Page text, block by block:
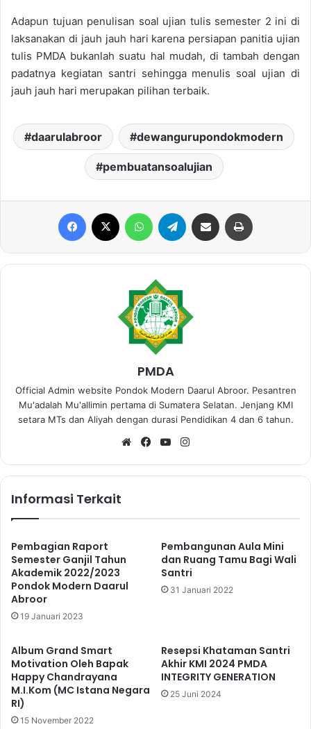
Adapun tujuan penulisan soal ujian tulis semester 2 ini di
laksanakan di jauh jauh hari karena persiapan panitia ujian
tulis PMDA bukanlah suatu hal mudah, di tambah dengan
padatnya kegiatan santri sehingga menulis soal ujian di
jauh jauh hari merupakan pilihan terbaik.
daarulabroor dewangurupondokmodern
pembuatansoalujian
PMDA
Official Admin website Pondok Modern Daarul Abroor. Pesantren
Mu'adalah Mu'allimin pertama di Sumatera Selatan. Jenjang KMI
setara MTs dan Aliyah dengan durasi Pendidikan 4 dan 6 tahun.
We
te
Fa
bo
Yo
ub
ra
Informasi Terkait
Pembagian Raport
Semester Ganjil Tahun
Akademik 2022/2023
Pondok Modern Daarul
Abroor
19 Januari 2023
Pembangunan Aula Mini
dan Ruang Tamu Bagi Wali
Santri
31 Januari 2022
Album Grand Smart
Motivation Oleh Bapak
Happy Chandrayana
M.I.Kom (MC Istana Negara
RI)
15 November 2022
Resepsi Khataman Santri
Akhir KMI 2024 PMDA
INTEGRITY GENERATION
25 Juni 2024